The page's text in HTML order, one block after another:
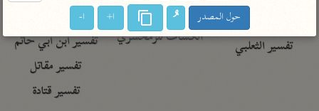
تفسير السمرقندي
تفسير الثعلبي
تفسير أبي السعود
الكشاف للزمخشري
الدر المنثور
تفسير ابن أبي حاتم
تفسير مقاتل
تفسير قتادة
حول المصدر ا+ ا-